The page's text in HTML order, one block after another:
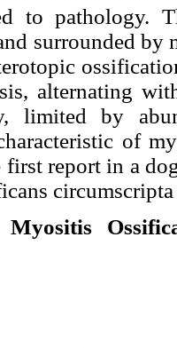
to pathology.
surrounded by
alternating
limited by
of
first report in a